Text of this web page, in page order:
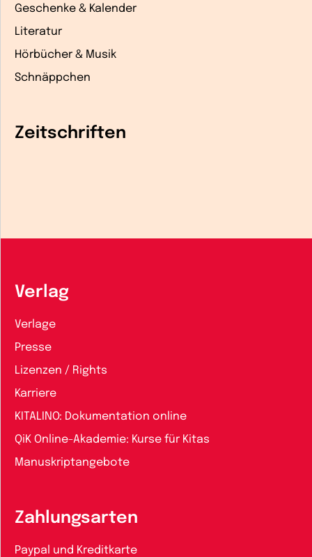
Geschenke & Kalender
Literatur
Hörbücher & Musik
Schnäppchen
Zeitschriften
Verlag
Verlage
Presse
Lizenzen / Rights
Karriere
KITALINO: Dokumentation online
QiK Online-Akademie: Kurse für Kitas
Manuskriptangebote
Zahlungsarten
Paypal und Kreditkarte